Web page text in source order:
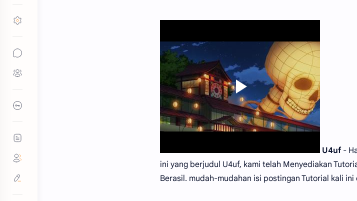
U4uf-
ini yang berjudul U4uf, kami telah Menyediakan
Berasil. mudah-mudahan isi postingan Tutorial kali